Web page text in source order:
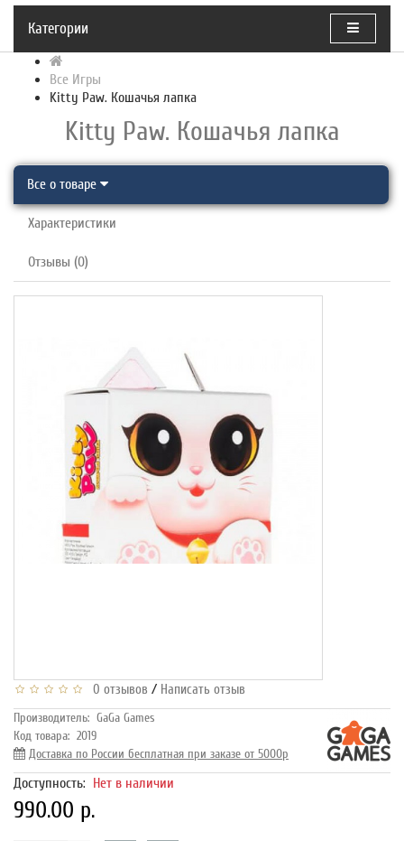
Категории
Все Игры
Kitty Paw. Кошачья лапка
Kitty Paw. Кошачья лапка
Все о товаре
Характеристики
Отзывы (0)
0 отзывов / Написать отзыв
Производитель: GaGa Games
Код товара: 2019
Доставка по России бесплатная при заказе от 5000р
Доступность: Нет в наличии
990.00 р.